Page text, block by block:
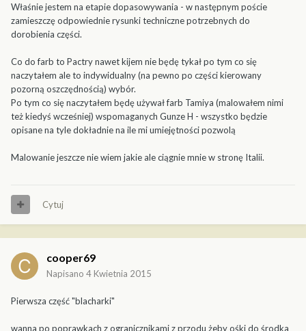
Właśnie jestem na etapie dopasowywania - w następnym poście
zamieszczę odpowiednie rysunki techniczne potrzebnych do
dorobienia części.
Co do farb to Pactry nawet kijem nie będę tykał po tym co się
naczytałem ale to indywidualny (na pewno po części kierowany
pozorną oszczędnością) wybór.
Po tym co się naczytałem będę używał farb Tamiya (malowałem nimi
też kiedyś wcześniej) wspomaganych Gunze H - wszystko będzie
opisane na tyle dokładnie na ile mi umiejętności pozwolą
Malowanie jeszcze nie wiem jakie ale ciągnie mnie w stronę Italii.
Cytuj
cooper69
Napisano 4 Kwietnia 2015
Pierwsza część "blacharki"
wanna po poprawkach z ogranicznikami z przodu żeby ośki do środka